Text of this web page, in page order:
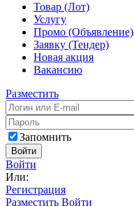
Товар (Лот)
Услугу
Промо (Объявление)
Заявку (Тендер)
Новая акция
Вакансию
Разместить
Запомнить
Войти
Войти
Или:
Регистрация
Разместить Войти